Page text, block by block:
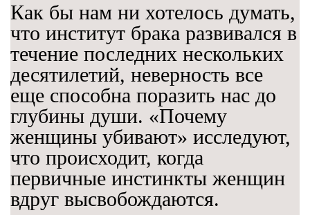
Как бы нам ни хотелось думать,
что институт брака развивался в
течение последних нескольких
десятилетий, неверность все
еще способна поразить нас до
глубины души. «Почему
женщины убивают» исследуют,
что происходит, когда
первичные инстинкты женщин
вдруг высвобождаются.